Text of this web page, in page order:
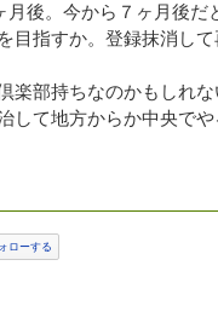
月後。今から７ヶ月後
目指すか。登録抹消し
楽部持ちなのかもしれ
して地方からか中央で
ローする